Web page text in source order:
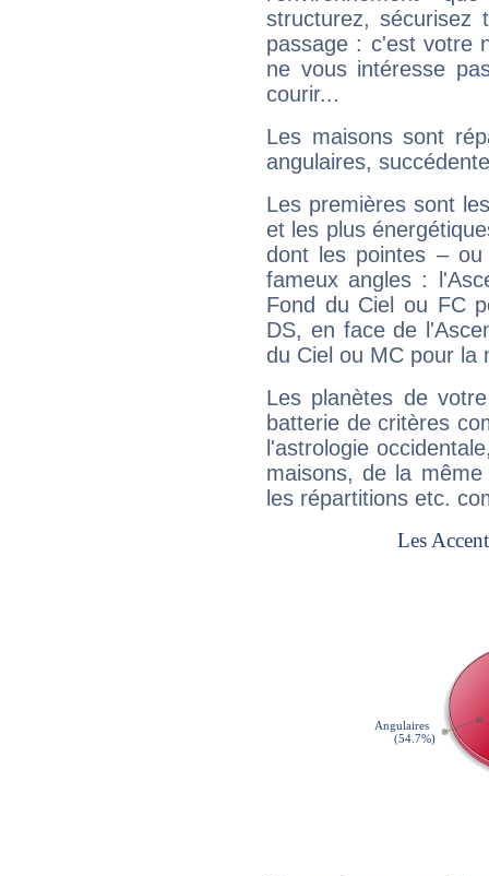
structurez, sécurisez
passage : c'est votre
ne vous intéresse
courir...
Les maisons sont
angulaires,
Les premières sont
et les plus
dont les pointes –
fameux angles :
Fond du Ciel ou FC
DS, en face de
du Ciel ou MC pour la
Les planètes de
batterie de critères
l'astrologie
maisons, de la
les répartitions etc.